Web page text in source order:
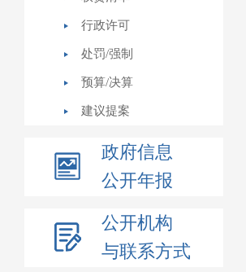
行政许可
处罚/强制
预算/决算
建议提案
政府信息
公开年报
公开机构
与联系方式